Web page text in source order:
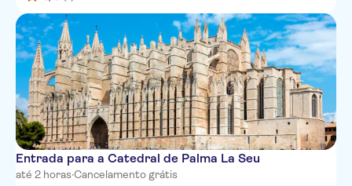
Cala Azul Garden
Gavimar La Mirada Club Resort
Club Cala Marsal
ESPERANZA PARK
JS Alcudi-Mar
Bahia Pollensa
Entrada para a Catedral de Palma La Seu
até 2 horas·Cancelamento grátis